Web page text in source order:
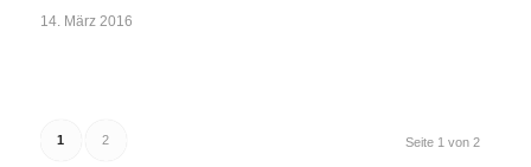
14. März 2016
Seite 1 von 2
1 2